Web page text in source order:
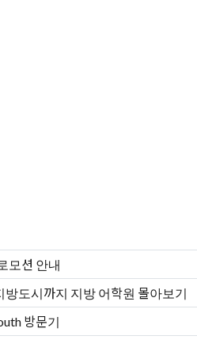
모션 안내
방도시까지 지방 어학원 몰아보기
방문기